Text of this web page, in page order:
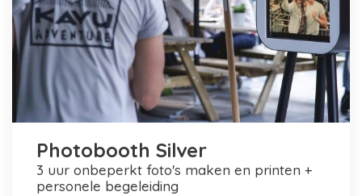
Photobooth Silver
3 uur onbeperkt foto's maken en printen +
personele begeleiding